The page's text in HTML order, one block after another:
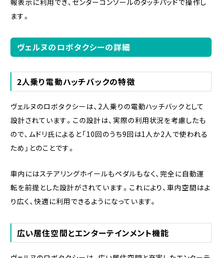
報表示に利用でき、センターコンソールのタッチパッドで操作し
ます。
ヴェルヌのロボタクシーの詳細
2人乗り電動ハッチバックの特徴
ヴェルヌのロボタクシーは、2人乗りの電動ハッチバックとして
設計されています。この設計は、実際の利用状況を考慮したも
ので、ムドリ氏によると「10回のうち9回は1人か2人で使われる
ため」とのことです。
車内にはステアリングホイールもペダルもなく、完全に自動運
転を前提とした設計がされています。これにより、車内空間はよ
り広く、快適に利用できるようになっています。
広い居住空間とエンターテインメント機能